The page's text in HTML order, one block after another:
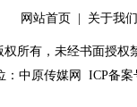
网站首页 关于我们
权所有，未经书面授权
： 中原传媒网 ICP备案